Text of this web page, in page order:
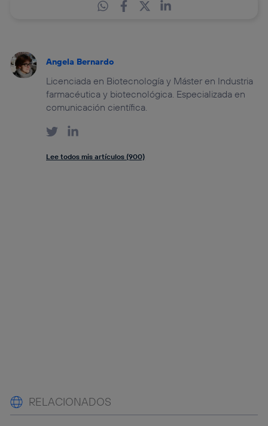
Angela Bernardo
Licenciada en Biotecnología y Máster en Industria
farmacéutica y biotecnológica. Especializada en
comunicación científica.
Lee todos mis artículos (900)
RELACIONADOS